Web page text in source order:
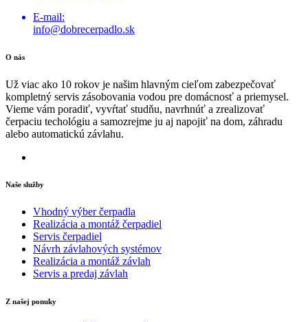
E-mail:
info@dobrecerpadlo.sk
O nás
Už viac ako 10 rokov je našim hlavným cieľom zabezpečovať
kompletný servis zásobovania vodou pre domácnosť a priemysel.
Vieme vám poradiť, vyvŕtať studňu, navrhnúť a zrealizovať
čerpaciu techológiu a samozrejme ju aj napojiť na dom, záhradu
alebo automatickú závlahu.
Naše služby
Vhodný výber čerpadla
Realizácia a montáž čerpadiel
Servis čerpadiel
Návrh závlahových systémov
Realizácia a montáž závlah
Servis a predaj závlah
Z našej ponuky